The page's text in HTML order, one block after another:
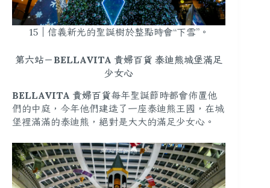
15｜信義新光的聖誕樹於整點時會“下雪”。
第六站－BELLAVITA 貴婦百貨 泰迪熊城堡滿足
少女心
BELLAVITA 貴婦百貨每年聖誕節時都會佈置他
們的中庭，今年他們建造了一座泰迪熊王國，在城
堡裡滿滿的泰迪熊，絕對是大大的滿足少女心。